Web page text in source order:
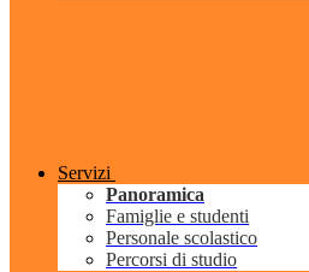
Servizi
Panoramica
Famiglie e studenti
Personale scolastico
Percorsi di studio